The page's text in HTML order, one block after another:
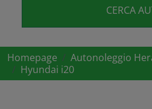
CERCA
Homepage Autonoleggio
Hyundai i20